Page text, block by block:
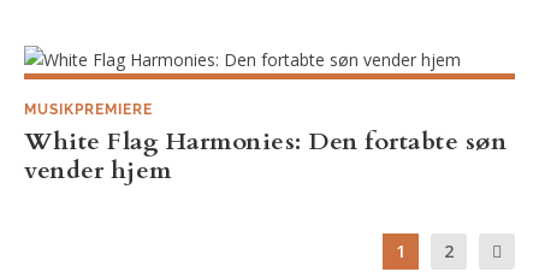
MUSIKPREMIERE
White Flag Harmonies: Den fortabte søn
vender hjem
1 2